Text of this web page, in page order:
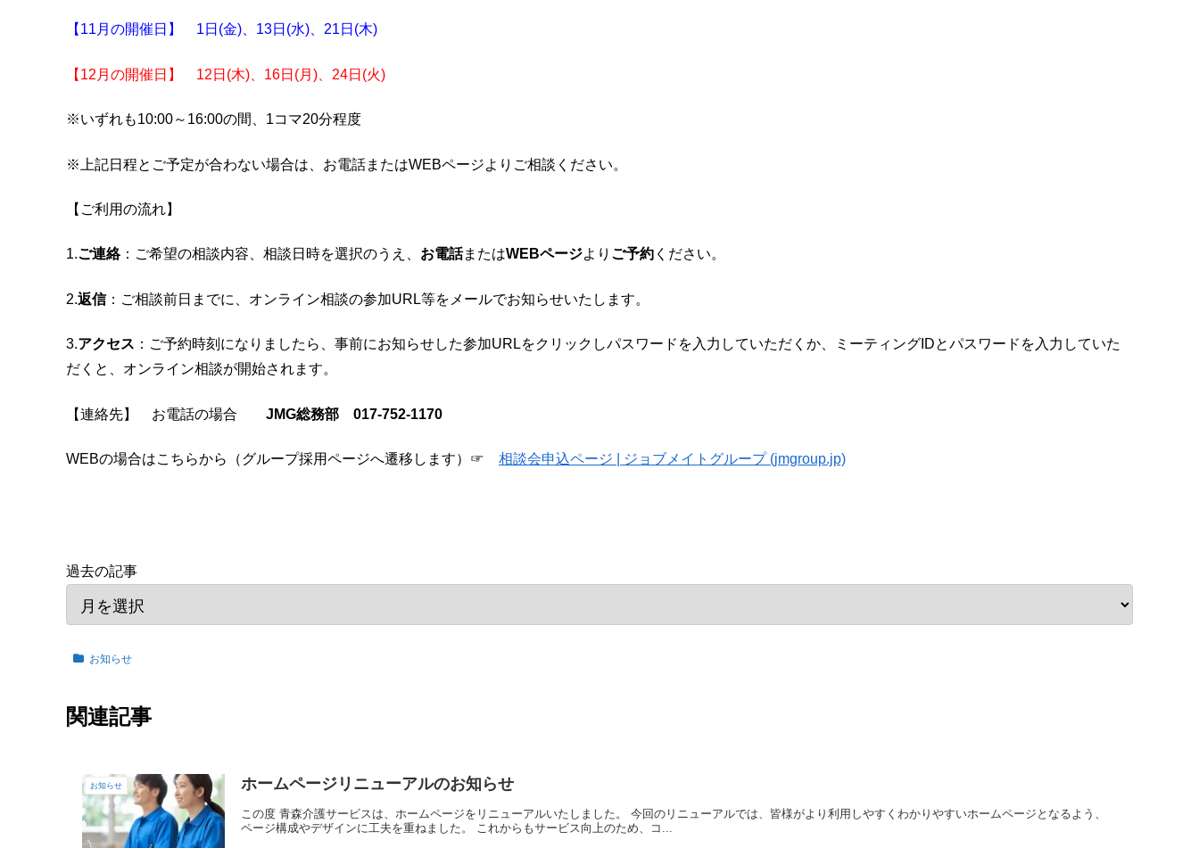
【11月の開催日】 1日(金)、13日(水)、21日(木)
【12月の開催日】 12日(木)、16日(月)、24日(火)
※いずれも10:00～16:00の間、1コマ20分程度
※上記日程とご予定が合わない場合は、お電話またはWEBページよりご相談ください。
【ご利用の流れ】
1.ご連絡：ご希望の相談内容、相談日時を選択のうえ、 お電話またはWEBページより ご予約 ください。
2.返信：ご相談前日までに、オンライン相談の参加URL等をメールでお知らせいたします。
3.アクセス ：ご予約時刻になりましたら、事前にお知らせした参加URLをクリックしパスワードを入力していただくか、ミーティングIDとパスワードを入力していた
だくと、オンライン相談が開始されます。
【連絡先】 お電話の場合 JMG総務部 017-752-1170
WEBの場合はこちらから（グループ採用ページへ遷移します）☞ 相談会申込ページ | ジョブメイトグループ (jmgroup.jp)
過去の記事
お知らせ
関連記事
お知らせ ホームページリニューアルのお知らせ
この度 青森介護サービスは、ホームページをリニューアルいたしました。 今回のリニューアルでは、皆様がより利用しやすくわかりやすいホームページとなるよう、
ページ構成やデザインに工夫を重ねました。 これからもサービス向上のため、コ...